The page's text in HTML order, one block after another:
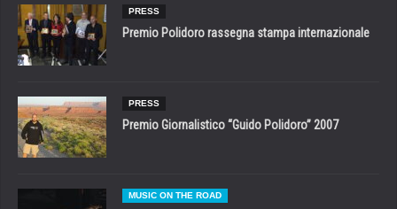
PRESS
Premio Polidoro rassegna stampa internazionale
PRESS
Premio Giornalistico “Guido Polidoro” 2007
MUSIC ON THE ROAD